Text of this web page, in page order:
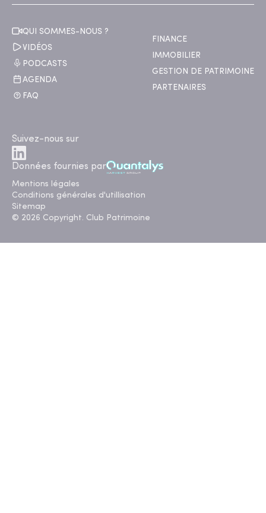
QUI SOMMES-NOUS ?
VIDÉOS
PODCASTS
AGENDA
FAQ
FINANCE
IMMOBILIER
GESTION DE PATRIMOINE
PARTENAIRES
Suivez-nous sur
Données fournies par
Mentions légales
Conditions générales d'utillisation
Sitemap
© 2026 Copyright. Club Patrimoine